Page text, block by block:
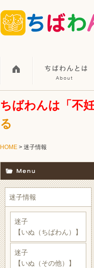
ちばわんは「不
る
HOME > 迷子情報
迷子情報
迷子
【いぬ（ちばわん）】
迷子
【いぬ（その他）】